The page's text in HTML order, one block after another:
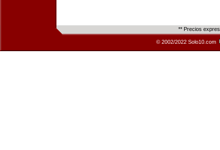
** Precios
© 2002/2022 Solo10.com